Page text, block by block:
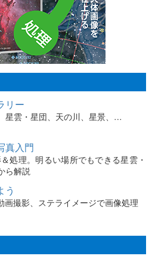
リー
星雲・星団、天の川、星景、…
真入門
処理。明るい場所でもできる星雲・
ら解説
う
画撮影、ステライメージで画像処理